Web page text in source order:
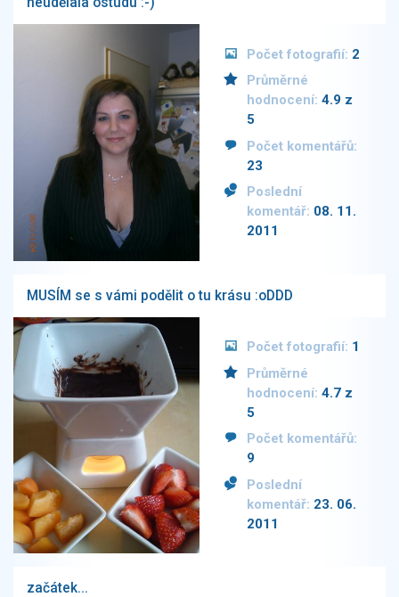
Počet fotografií: 2
Průměrné
hodnocení: 4.9 z
5
Počet komentářů:
23
Poslední
komentář: 08. 11.
2011
MUSÍM se s vámi podělit o tu krásu :oDDD
Počet fotografií: 1
Průměrné
hodnocení: 4.7 z
5
Počet komentářů:
9
Poslední
komentář: 23. 06.
2011
začátek...